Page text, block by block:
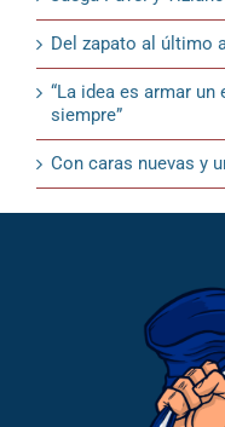
Del zapato al último
“La idea es armar
siempre”
Con caras nuevas y